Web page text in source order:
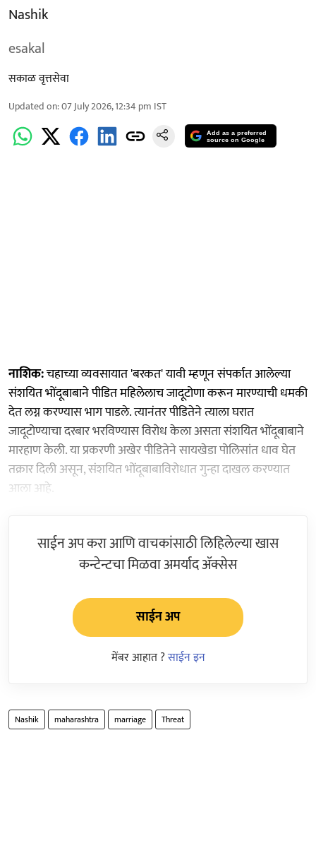
Nashik
esakal
सकाळ वृत्तसेवा
Updated on:07 July 2026, 12:34 pm IST
Add as a preferred
source on Google
नाशिक:चहाच्या व्यवसायात 'बरकत' यावी म्हणून संपर्कात आलेल्या
संशयित भोंदूबाबाने पीडित महिलेलाच जादूटोणा करून मारण्याची धमकी
देत लग्न करण्यास भाग पाडले. त्यानंतर पीडितेने त्याला घरात
जादूटोण्याचा दरबार भरविण्यास विरोध केला असता संशयित भोंदूबाबाने
मारहाण केली. या प्रकरणी अखेर पीडितेने सायखेडा पोलिसांत धाव घेत
तक्रार दिली असून, संशयित भोंदूबाबाविरोधात गुन्हा दाखल करण्यात
आला आहे.
साईन अप करा आणि वाचकांसाठी लिहिलेल्या खास
कन्टेन्टचा मिळवा अमर्याद ॲक्सेस
साईन अप
मेंबर आहात ?साईन इन
Nashik maharashtra marriage Threat